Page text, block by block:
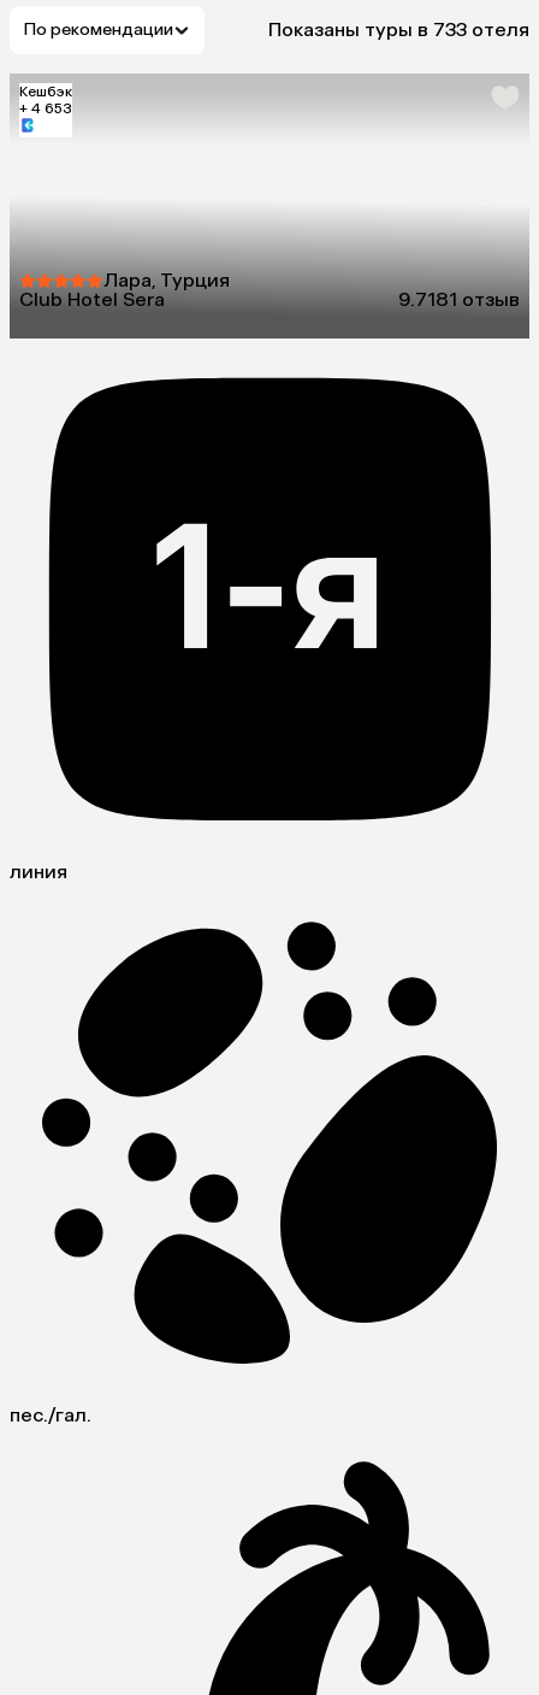
По рекомендации Показаны туры в 733 отеля
Кешбэк
+ 4 653
Лара, Турция
Club Hotel Sera
9.7181 отзыв
линия
пес./гал.